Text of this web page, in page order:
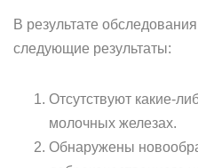
В результате
следующие результаты:
Отсутствуют какие-
молочных железах.
Обнаружены